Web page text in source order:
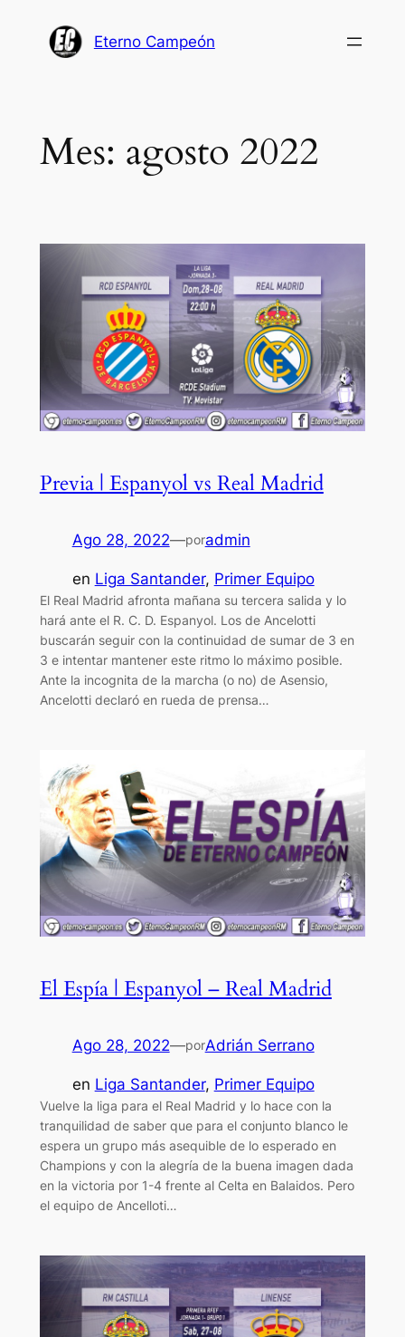
Eterno Campeón
Mes: agosto 2022
Previa | Espanyol vs Real Madrid
Ago 28, 2022—poradmin
en Liga Santander, Primer Equipo
El Real Madrid afronta mañana su tercera salida y lo
hará ante el R. C. D. Espanyol. Los de Ancelotti
buscarán seguir con la continuidad de sumar de 3 en
3 e intentar mantener este ritmo lo máximo posible.
Ante la incognita de la marcha (o no) de Asensio,
Ancelotti declaró en rueda de prensa…
El Espía | Espanyol – Real Madrid
Ago 28, 2022—porAdrián Serrano
en Liga Santander, Primer Equipo
Vuelve la liga para el Real Madrid y lo hace con la
tranquilidad de saber que para el conjunto blanco le
espera un grupo más asequible de lo esperado en
Champions y con la alegría de la buena imagen dada
en la victoria por 1-4 frente al Celta en Balaidos. Pero
el equipo de Ancelloti…